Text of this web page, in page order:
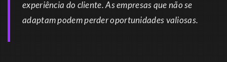
experiência do cliente. As empresas que não se
adaptam podem perder oportunidades valiosas.